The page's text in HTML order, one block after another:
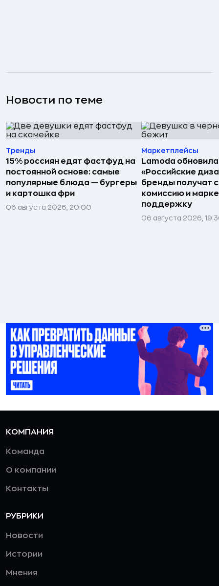
Новости по теме
Тренды
15% россиян едят фастфуд на
постоянной основе: самые
популярные блюда — бургеры
и картошка фри
06 августа 2026, 20:00
Маркетплейсы
Lamoda
«Российские
бренды получат
комиссию и
поддержку
06 августа 2026,
КОМПАНИЯ
Команда
О компании
Контакты
РУБРИКИ
Новости
Истории
Мнения